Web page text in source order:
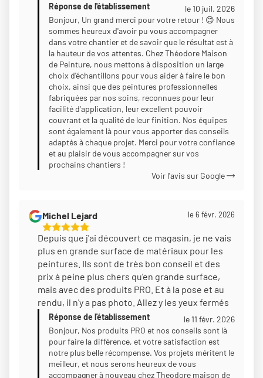
Réponse de l'établissement
le 10 juil. 2026
Bonjour, Un grand merci pour votre retour ! 😊 Nous
sommes heureux d'avoir pu vous accompagner
dans votre chantier et de savoir que le résultat est à
la hauteur de vos attentes. Chez Théodore Maison
de Peinture, nous mettons à disposition un large
choix d'échantillons pour vous aider à faire le bon
choix, ainsi que des peintures professionnelles
fabriquées par nos soins, reconnues pour leur
facilité d'application, leur excellent pouvoir
couvrant et la qualité de leur finition. Nos équipes
sont également là pour vous apporter des conseils
adaptés à chaque projet. Merci pour votre confiance
et au plaisir de vous accompagner sur vos
prochains chantiers !
Voir l'avis sur Google
Michel Lejard
5
Étoiles
Sur
5
le 6 févr. 2026
Depuis que j'ai découvert ce magasin, je ne vais
plus en grande surface de matériaux pour les
peintures. Ils sont de très bon conseil et des
prix à peine plus chers qu'en grande surface,
mais avec des produits PRO. Et à la pose et au
rendu, il n'y a pas photo. Allez y les yeux fermés
Réponse de l'établissement
le 11 févr. 2026
Bonjour, Nos produits PRO et nos conseils sont là
pour faire la différence, et votre satisfaction est
notre plus belle récompense. Vos projets méritent le
meilleur, et nous serons heureux de vous
accompagner à nouveau chez Theodore maison de